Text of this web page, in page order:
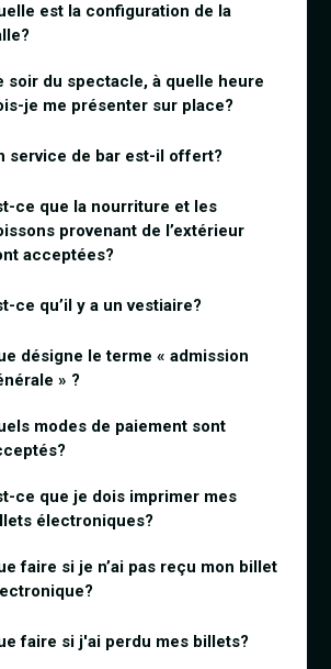
est la configuration de la
soir du spectacle, à quelle heure
je me présenter sur place?
service de bar est-il offert?
ce que la nourriture et les
provenant de l’extérieur
acceptées?
ce qu’il y a un vestiaire?
désigne le terme « admission
» ?
modes de paiement sont
ce que je dois imprimer mes
électroniques?
faire si je n’ai pas reçu mon billet
faire si j'ai perdu mes billets?